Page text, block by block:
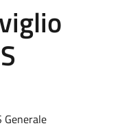
Generale